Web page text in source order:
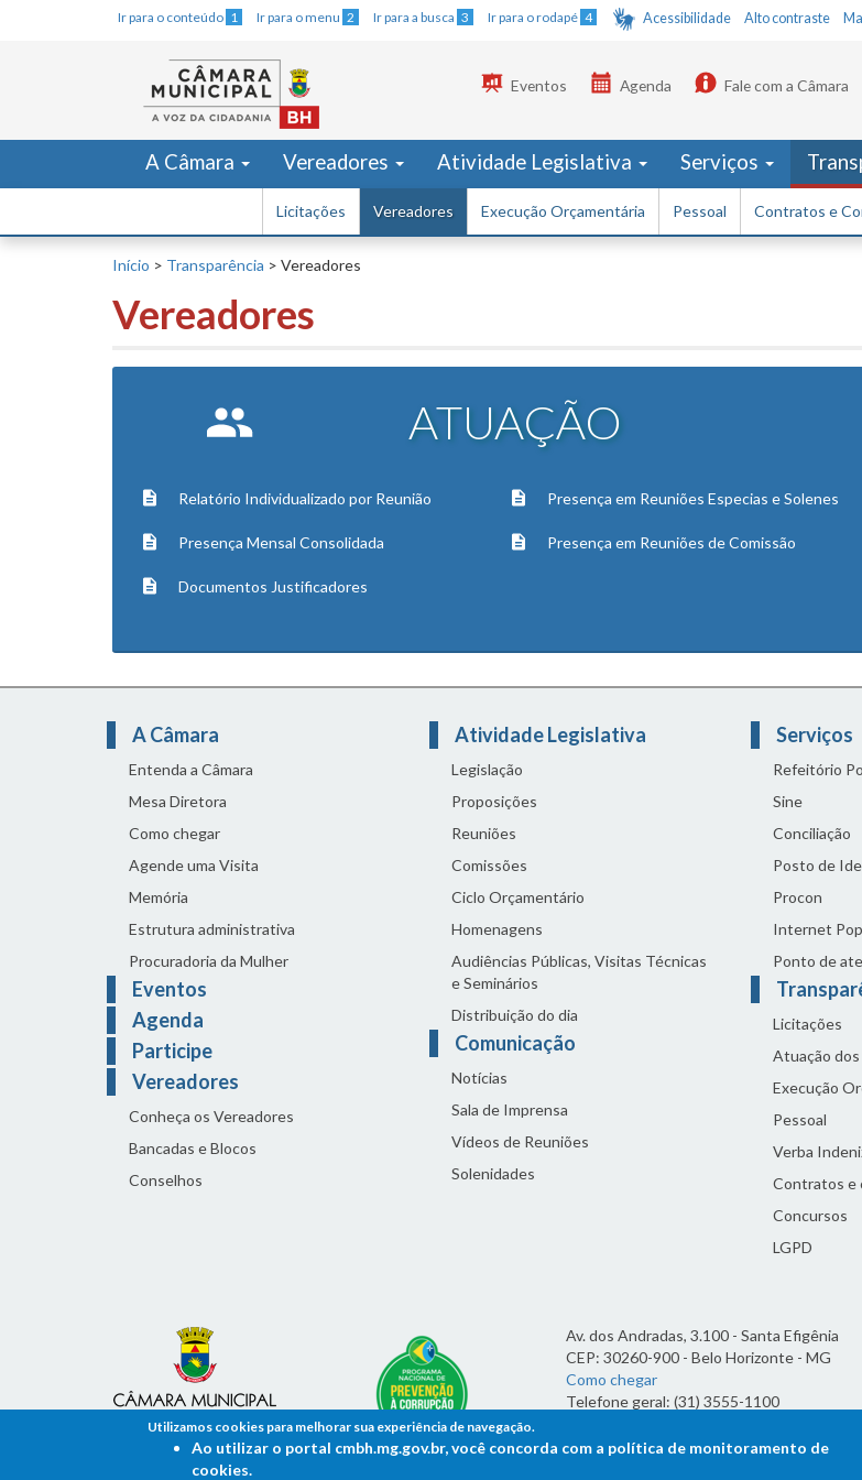
Ir para o conteúdo 1 Ir para o menu 2 Ir para a busca 3 Ir para o rodapé 4 Acessibilidade Alto contraste
Eventos Agenda Fale com a Câmara
A Câmara Vereadores Atividade Legislativa Serviços
Licitações Vereadores Execução Orçamentária Pessoal Contratos e
Início > Transparência > Vereadores
Vereadores
ATUAÇÃO
Relatório Individualizado por Reunião
Presença Mensal Consolidada
Documentos Justificadores
Presença em Reuniões Especias e Solenes
Presença em Reuniões de Comissão
A Câmara
Entenda a Câmara
Mesa Diretora
Como chegar
Agende uma Visita
Memória
Estrutura administrativa
Procuradoria da Mulher
Eventos
Agenda
Participe
Vereadores
Conheça os Vereadores
Bancadas e Blocos
Conselhos
Atividade Legislativa
Legislação
Proposições
Reuniões
Comissões
Ciclo Orçamentário
Homenagens
Audiências Públicas, Visitas Técnicas
e Seminários
Distribuição do dia
Comunicação
Notícias
Sala de Imprensa
Vídeos de Reuniões
Solenidades
Serviços
Refeitório
Sine
Conciliação
Posto de
Procon
Internet
Ponto de
Licitações
Atuação
Execução
Pessoal
Verba
Contratos e
Concursos
LGPD
Av. dos Andradas, 3.100 - Santa Efigênia
CEP: 30260-900 - Belo Horizonte - MG
Como chegar
Telefone geral: (31) 3555-1100
7h às 19h
Utilizamos cookies para melhorar sua experiência de navegação.
Ao utilizar o portal cmbh.mg.gov.br, você concorda com a política de monitoramento de
cookies.